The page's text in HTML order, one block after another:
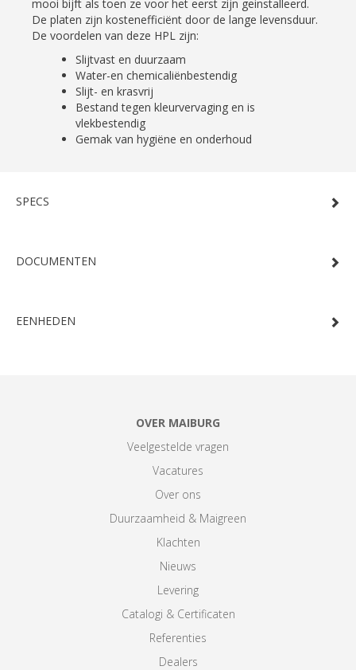
mooi bijft als toen ze voor het eerst zijn geinstalleerd.
De platen zijn kostenefficiënt door de lange levensduur.
De voordelen van deze HPL zijn:
Slijtvast en duurzaam
Water-en chemicaliënbestendig
Slijt- en krasvrij
Bestand tegen kleurvervaging en is
vlekbestendig
Gemak van hygiëne en onderhoud
SPECS
DOCUMENTEN
EENHEDEN
OVER MAIBURG
Veelgestelde vragen
Vacatures
Over ons
Duurzaamheid & Maigreen
Klachten
Nieuws
Levering
Catalogi & Certificaten
Referenties
Dealers